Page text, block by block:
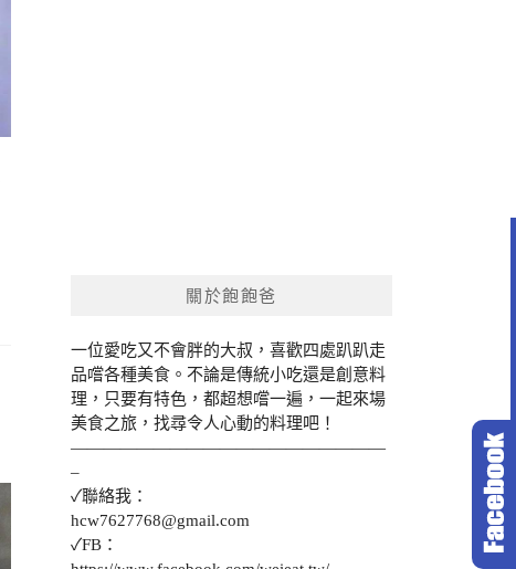
關於飽飽爸
一位愛吃又不會胖的大叔，喜歡四處趴趴走
品嚐各種美食。不論是傳統小吃還是創意料
理，只要有特色，都超想嚐一遍，一起來場
美食之旅，找尋令人心動的料理吧！
———————————————————
–
✓聯絡我：
hcw7627768@gmail.com
✓FB：